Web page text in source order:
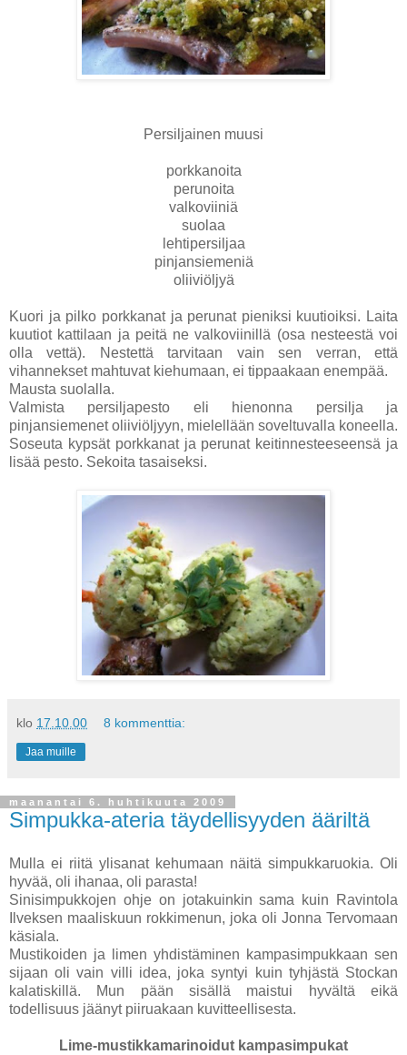
Persiljainen muusi
porkkanoita
perunoita
valkoviiniä
suolaa
lehtipersiljaa
pinjansiemeniä
oliiviöljyä
Kuori ja pilko porkkanat ja perunat pieniksi kuutioiksi. Laita
kuutiot kattilaan ja peitä ne valkoviinillä (osa nesteestä voi
olla vettä). Nestettä tarvitaan vain sen verran, että
vihannekset mahtuvat kiehumaan, ei tippaakaan enempää.
Mausta suolalla.
Valmista persiljapesto eli hienonna persilja ja
pinjansiemenet oliiviöljyyn, mielellään soveltuvalla koneella.
Soseuta kypsät porkkanat ja perunat keitinnesteeseensä ja
lisää pesto. Sekoita tasaiseksi.
klo 17.10.00 8 kommenttia:
Jaa muille
maanantai 6. huhtikuuta 2009
Simpukka-ateria täydellisyyden ääriltä
Mulla ei riitä ylisanat kehumaan näitä simpukkaruokia. Oli
hyvää, oli ihanaa, oli parasta!
Sinisimpukkojen ohje on jotakuinkin sama kuin Ravintola
Ilveksen maaliskuun rokkimenun, joka oli Jonna Tervomaan
käsiala.
Mustikoiden ja limen yhdistäminen kampasimpukkaan sen
sijaan oli vain villi idea, joka syntyi kuin tyhjästä Stockan
kalatiskillä. Mun pään sisällä maistui hyvältä eikä
todellisuus jäänyt piiruakaan kuvitteellisesta.
Lime-mustikkamarinoidut kampasimpukat